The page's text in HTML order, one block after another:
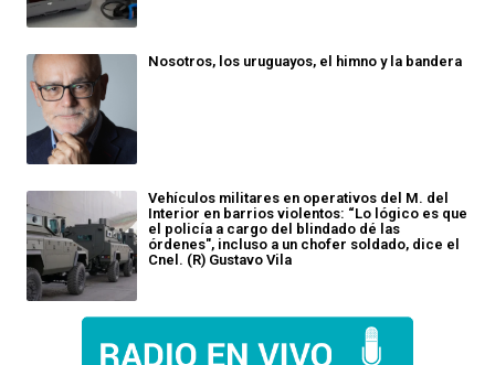
Nosotros, los uruguayos, el himno y la bandera
Vehículos militares en operativos del M. del
Interior en barrios violentos: “Lo lógico es que
el policía a cargo del blindado dé las
órdenes", incluso a un chofer soldado, dice el
Cnel. (R) Gustavo Vila